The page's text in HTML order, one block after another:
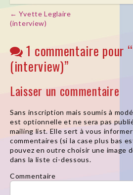
Post navigation
← Yvette Leglaire
(interview)
1 commentaire pour “
(interview)”
Laisser un commentaire
Sans inscription mais soumis à
est optionnelle et ne sera pas
mailing list. Elle sert à vous
commentaires (si la case plus bas
pouvez en outre choisir une image
dans la liste ci-dessous.
Commentaire